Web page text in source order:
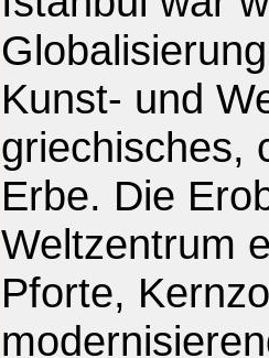
Kunst- und
griechisches,
Erbe. Die
Weltzentrum
Pforte,